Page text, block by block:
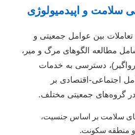
بین عوامل جمعیتی و
مطالعه الگوهای مرگ و میر،
دسترسی به خدمات
اجتماعی-اقتصادی بر
گروه‌های جمعیتی مختلف.
سلامت بر اساس جنسیت،
منطقه سکونت.